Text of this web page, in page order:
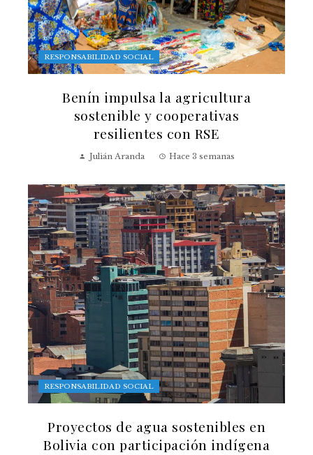
RESPONSABILIDAD SOCIAL
Benín impulsa la agricultura
sostenible y cooperativas
resilientes con RSE
Julián Aranda Hace 3 semanas
RESPONSABILIDAD SOCIAL
Proyectos de agua sostenibles en
Bolivia con participación indígena